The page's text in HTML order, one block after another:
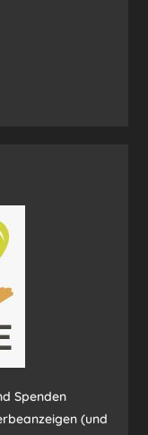
Spenden
(und